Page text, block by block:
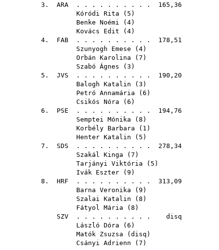
3. ARA . . . . . . . . . . 165,36
Kóródi Rita ( 5 )
Benke Noémi ( 4)
Kovács Edit ( 4)
4. FAB . . . . . . . . . . 178,51
Szunyogh Emese ( 4)
Orbán Karolina ( 7 )
Szabó Ágnes ( 3 )
5. JVS . . . . . . . . . . 190,20
Balogh Katalin ( 3 )
Petró Annamária ( 6 )
Csikós Nóra ( 6 )
6. PSE . . . . . . . . . . 194,76
Semptei Mónika ( 8 )
Korbély Barbara ( 1 )
Henter Katalin ( 5 )
7. SDS . . . . . . . . . . 278,34
Szakál Kinga ( 7 )
Tarjányi Viktória ( 5 )
Ivák Eszter ( 9 )
8. HRF . . . . . . . . . . 313,09
Barna Veronika ( 9 )
Szalai Katalin ( 8 )
Fátyol Mária ( 8 )
SZV . . . . . . . . . . disq
László Dóra ( 6 )
Matók Zsuzsa ( disq )
Csányi Adrienn ( 7 )